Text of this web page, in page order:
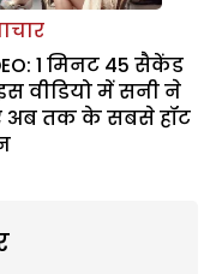
1 मिनट 45 सैकेंड
वीडियो में सनी ने
अब तक के सबसे हॉट